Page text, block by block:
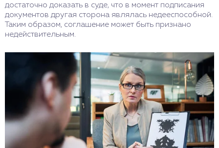
достаточно доказать в суде, что в момент подписания
документов другая сторона являлась недееспособной.
Таким образом, соглашение может быть признано
недействительным.